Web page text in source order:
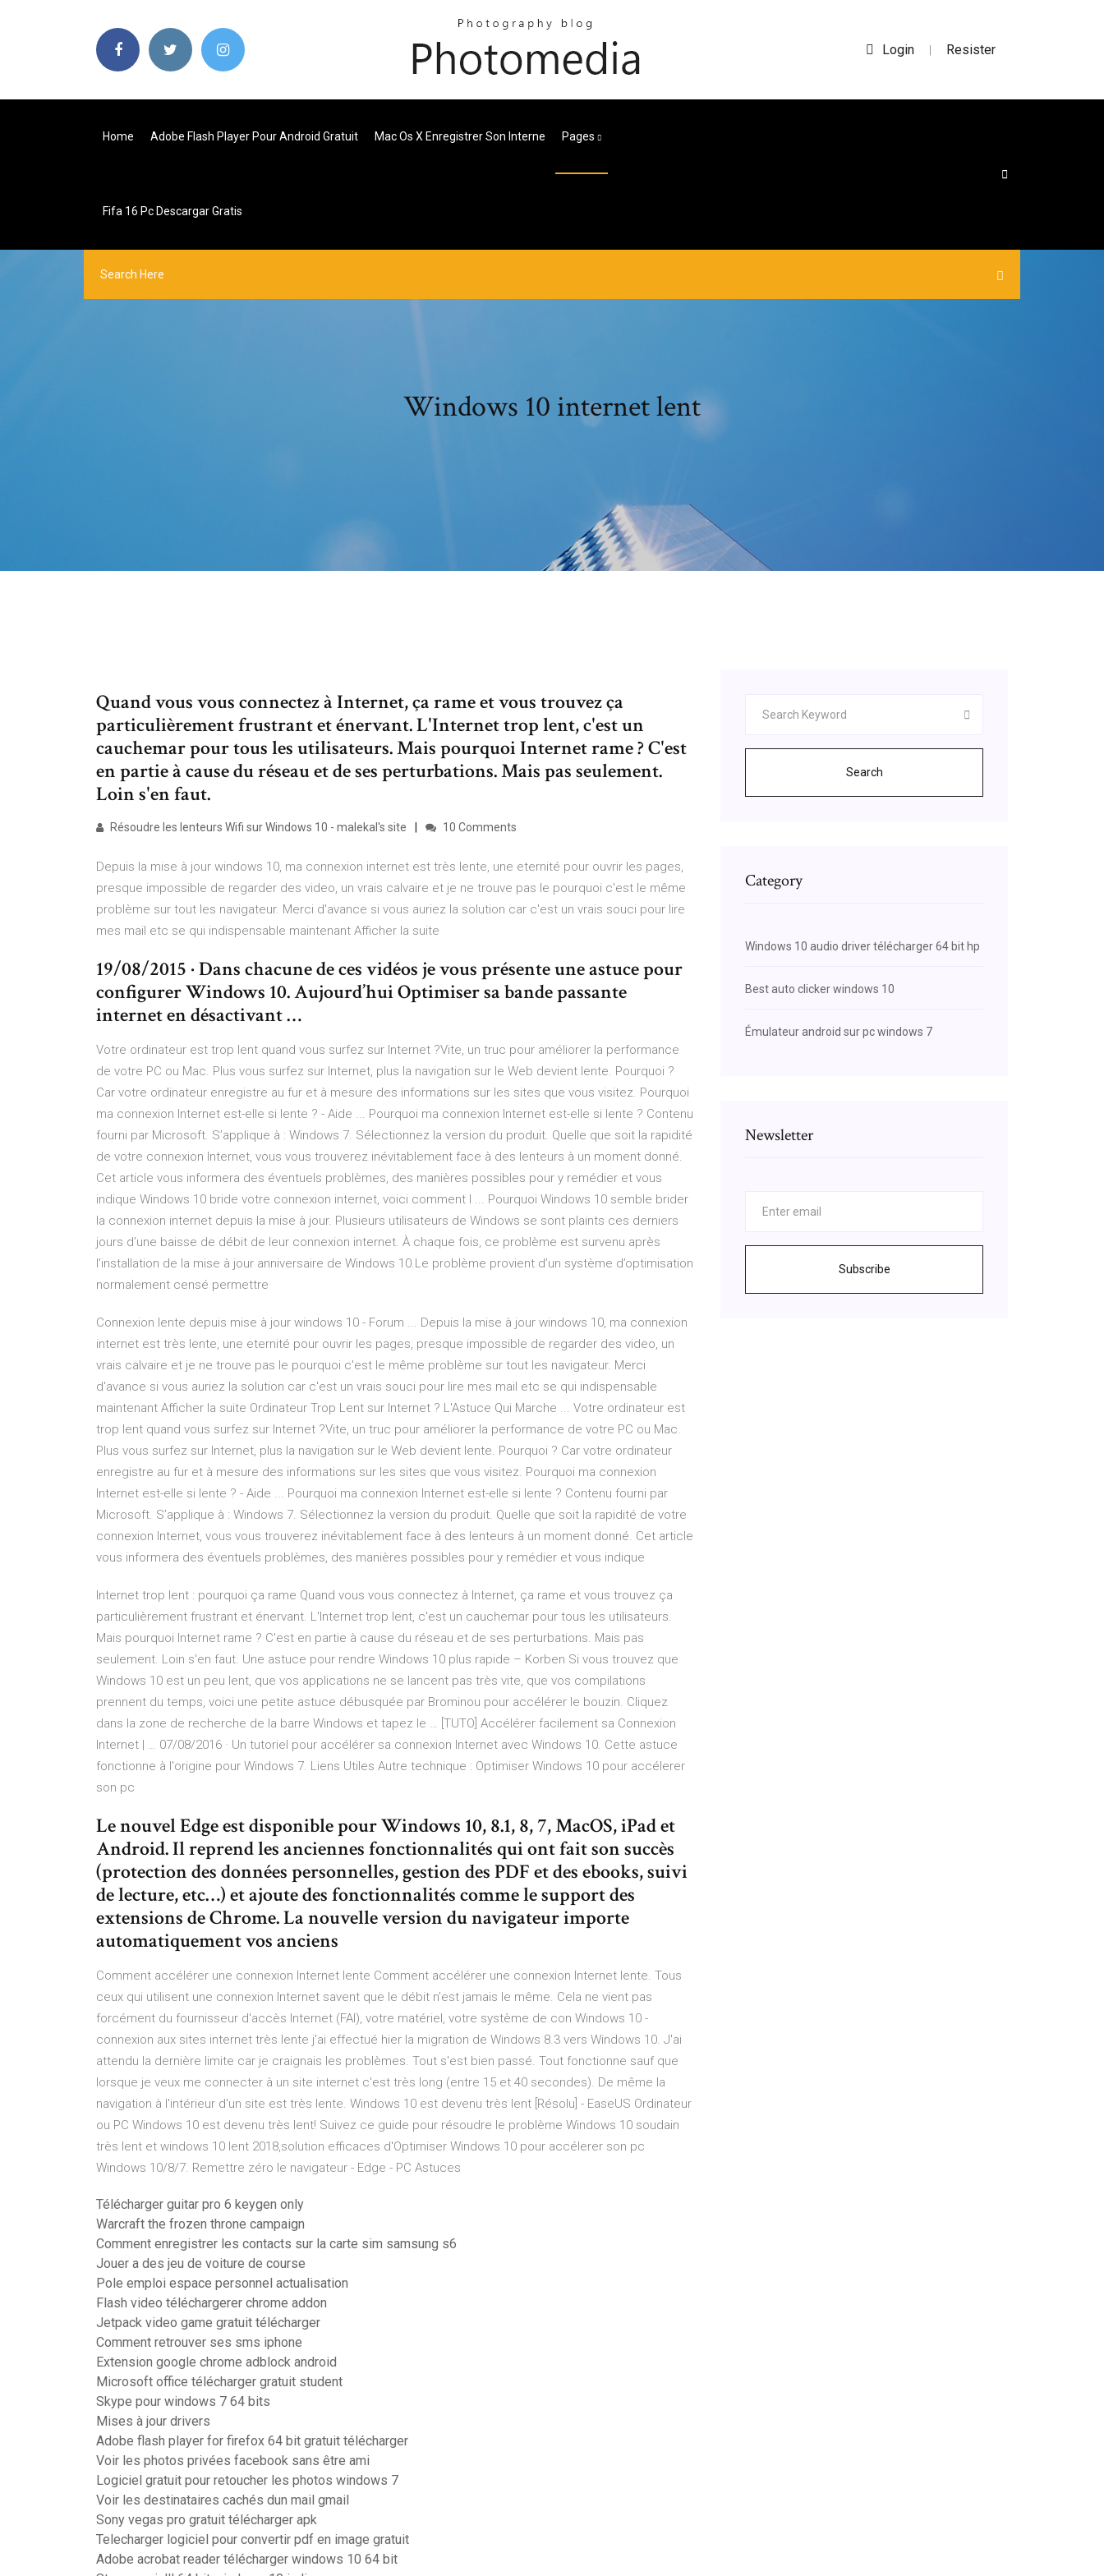
Login | Resister
Home Adobe Flash Player Pour Android Gratuit Mac Os X Enregistrer Son Interne Pages
Fifa 16 Pc Descargar Gratis
Windows 10 internet lent
Quand vous vous connectez à Internet, ça rame et vous trouvez ça
particulièrement frustrant et énervant. L'Internet trop lent, c'est un
cauchemar pour tous les utilisateurs. Mais pourquoi Internet rame ? C'est
en partie à cause du réseau et de ses perturbations. Mais pas seulement.
Loin s'en faut.
Résoudre les lenteurs Wifi sur Windows 10 - malekal's site 10 Comments
Depuis la mise à jour windows 10, ma connexion internet est très lente, une eternité pour ouvrir les pages,
presque impossible de regarder des video, un vrais calvaire et je ne trouve pas le pourquoi c'est le même
problème sur tout les navigateur. Merci d'avance si vous auriez la solution car c'est un vrais souci pour lire
mes mail etc se qui indispensable maintenant Afficher la suite
19/08/2015 · Dans chacune de ces vidéos je vous présente une astuce pour
configurer Windows 10. Aujourd’hui Optimiser sa bande passante
internet en désactivant …
Votre ordinateur est trop lent quand vous surfez sur Internet ?Vite, un truc pour améliorer la performance
de votre PC ou Mac. Plus vous surfez sur Internet, plus la navigation sur le Web devient lente. Pourquoi ?
Car votre ordinateur enregistre au fur et à mesure des informations sur les sites que vous visitez. Pourquoi
ma connexion Internet est-elle si lente ? - Aide ... Pourquoi ma connexion Internet est-elle si lente ? Contenu
fourni par Microsoft. S’applique à : Windows 7. Sélectionnez la version du produit. Quelle que soit la rapidité
de votre connexion Internet, vous vous trouverez inévitablement face à des lenteurs à un moment donné.
Cet article vous informera des éventuels problèmes, des manières possibles pour y remédier et vous
indique Windows 10 bride votre connexion internet, voici comment l ... Pourquoi Windows 10 semble brider
la connexion internet depuis la mise à jour. Plusieurs utilisateurs de Windows se sont plaints ces derniers
jours d’une baisse de débit de leur connexion internet. À chaque fois, ce problème est survenu après
l’installation de la mise à jour anniversaire de Windows 10.Le problème provient d’un système d’optimisation
normalement censé permettre
Connexion lente depuis mise à jour windows 10 - Forum ... Depuis la mise à jour windows 10, ma connexion
internet est très lente, une eternité pour ouvrir les pages, presque impossible de regarder des video, un
vrais calvaire et je ne trouve pas le pourquoi c'est le même problème sur tout les navigateur. Merci
d'avance si vous auriez la solution car c'est un vrais souci pour lire mes mail etc se qui indispensable
maintenant Afficher la suite Ordinateur Trop Lent sur Internet ? L'Astuce Qui Marche ... Votre ordinateur est
trop lent quand vous surfez sur Internet ?Vite, un truc pour améliorer la performance de votre PC ou Mac.
Plus vous surfez sur Internet, plus la navigation sur le Web devient lente. Pourquoi ? Car votre ordinateur
enregistre au fur et à mesure des informations sur les sites que vous visitez. Pourquoi ma connexion
Internet est-elle si lente ? - Aide ... Pourquoi ma connexion Internet est-elle si lente ? Contenu fourni par
Microsoft. S’applique à : Windows 7. Sélectionnez la version du produit. Quelle que soit la rapidité de votre
connexion Internet, vous vous trouverez inévitablement face à des lenteurs à un moment donné. Cet article
vous informera des éventuels problèmes, des manières possibles pour y remédier et vous indique
Internet trop lent : pourquoi ça rame Quand vous vous connectez à Internet, ça rame et vous trouvez ça
particulièrement frustrant et énervant. L'Internet trop lent, c'est un cauchemar pour tous les utilisateurs.
Mais pourquoi Internet rame ? C'est en partie à cause du réseau et de ses perturbations. Mais pas
seulement. Loin s'en faut. Une astuce pour rendre Windows 10 plus rapide – Korben Si vous trouvez que
Windows 10 est un peu lent, que vos applications ne se lancent pas très vite, que vos compilations
prennent du temps, voici une petite astuce débusquée par Brominou pour accélérer le bouzin. Cliquez
dans la zone de recherche de la barre Windows et tapez le … [TUTO] Accélérer facilement sa Connexion
Internet | … 07/08/2016 · Un tutoriel pour accélérer sa connexion Internet avec Windows 10. Cette astuce
fonctionne à l'origine pour Windows 7. Liens Utiles Autre technique : Optimiser Windows 10 pour accélerer
son pc
Le nouvel Edge est disponible pour Windows 10, 8.1, 8, 7, MacOS, iPad et
Android. Il reprend les anciennes fonctionnalités qui ont fait son succès
(protection des données personnelles, gestion des PDF et des ebooks, suivi
de lecture, etc…) et ajoute des fonctionnalités comme le support des
extensions de Chrome. La nouvelle version du navigateur importe
automatiquement vos anciens
Comment accélérer une connexion Internet lente Comment accélérer une connexion Internet lente. Tous
ceux qui utilisent une connexion Internet savent que le débit n'est jamais le même. Cela ne vient pas
forcément du fournisseur d'accès Internet (FAI), votre matériel, votre système de con Windows 10 -
connexion aux sites internet très lente j'ai effectué hier la migration de Windows 8.3 vers Windows 10. J'ai
attendu la dernière limite car je craignais les problèmes. Tout s'est bien passé. Tout fonctionne sauf que
lorsque je veux me connecter à un site internet c'est très long (entre 15 et 40 secondes). De même la
navigation à l'intérieur d'un site est très lente. Windows 10 est devenu très lent [Résolu] - EaseUS Ordinateur
ou PC Windows 10 est devenu très lent! Suivez ce guide pour résoudre le problème Windows 10 soudain
très lent et windows 10 lent 2018,solution efficaces d'Optimiser Windows 10 pour accélerer son pc
Windows 10/8/7. Remettre zéro le navigateur - Edge - PC Astuces
Télécharger guitar pro 6 keygen only
Warcraft the frozen throne campaign
Comment enregistrer les contacts sur la carte sim samsung s6
Jouer a des jeu de voiture de course
Pole emploi espace personnel actualisation
Flash video téléchargerer chrome addon
Jetpack video game gratuit télécharger
Comment retrouver ses sms iphone
Extension google chrome adblock android
Microsoft office télécharger gratuit student
Skype pour windows 7 64 bits
Mises à jour drivers
Adobe flash player for firefox 64 bit gratuit télécharger
Voir les photos privées facebook sans être ami
Logiciel gratuit pour retoucher les photos windows 7
Voir les destinataires cachés dun mail gmail
Sony vegas pro gratuit télécharger apk
Telecharger logiciel pour convertir pdf en image gratuit
Adobe acrobat reader télécharger windows 10 64 bit
Search
Category
Windows 10 audio driver télécharger 64 bit hp
Best auto clicker windows 10
Émulateur android sur pc windows 7
Newsletter
Subscribe